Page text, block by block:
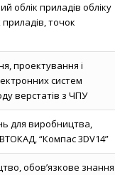
облік приладів обліку
точок
проектування і
систем
верстатів з ЧПУ
для виробництва,
“Компас 3DV14”
обов’язкове знання